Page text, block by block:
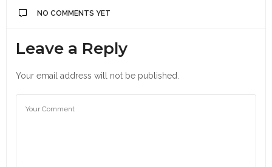
NO COMMENTS YET
Leave a Reply
Your email address will not be published.